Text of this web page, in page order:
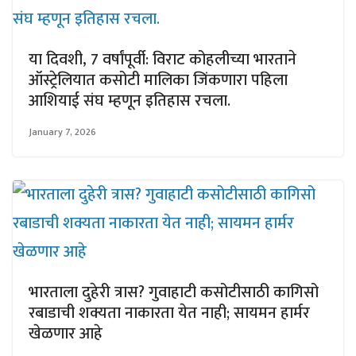
या दिवशी, 7 वर्षांपूर्वी: विराट कोहलीच्या भारताने
ऑस्ट्रेलियात कसोटी मालिका जिंकणारा पहिला
आशियाई संघ म्हणून इतिहास रचला.
January 7, 2026
भारताला दुहेरी त्रास? गुवाहाटी कसोटीसाठी कागिसो
रबाडाची शक्यता नाकारता येत नाही; सायमन हार्मर
खेळणार आहे